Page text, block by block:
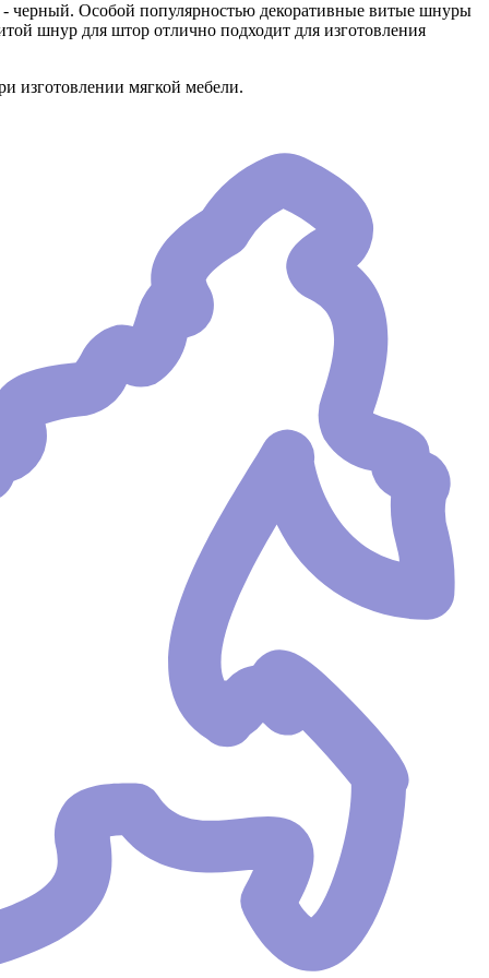
черный. Особой популярностью декоративные витые шнуры
шнур для штор отлично подходит для изготовления
изготовлении мягкой мебели.